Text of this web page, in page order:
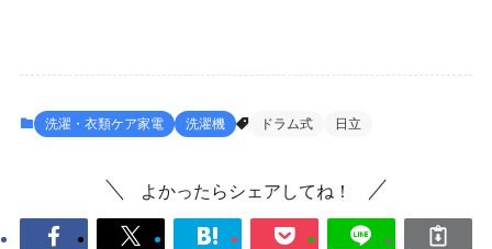
洗濯・衣類ケア家電 洗濯機 ドラム式 日立
よかったらシェアしてね！